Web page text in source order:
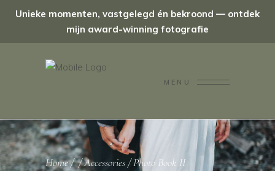
Unieke momenten, vastgelegd én bekroond — ontdek
mijn award-winning fotografie
MENU
Home//Accessories/Photo Book II